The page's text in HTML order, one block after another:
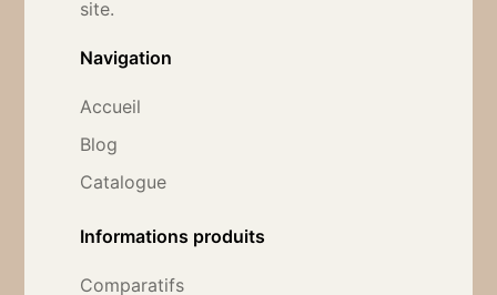
site.
Navigation
Accueil
Blog
Catalogue
Informations produits
Comparatifs